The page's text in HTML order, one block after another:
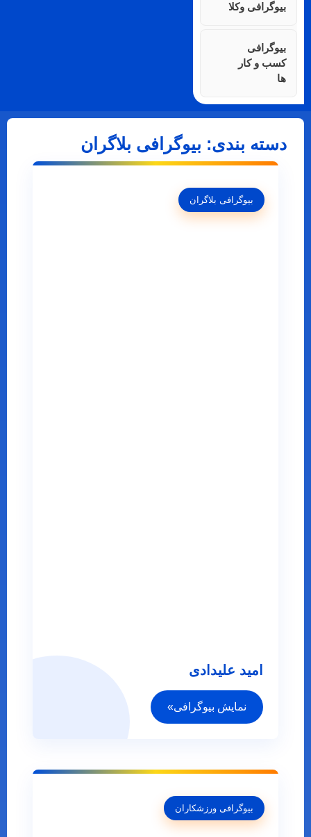
بیوگرافی وکلا
بیوگرافی
کسب و کار
ها
دسته بندی: بیوگرافی بلاگران
بیوگرافی بلاگران
امید علیدادی
نمایش بیوگرافی»
بیوگرافی ورزشکاران